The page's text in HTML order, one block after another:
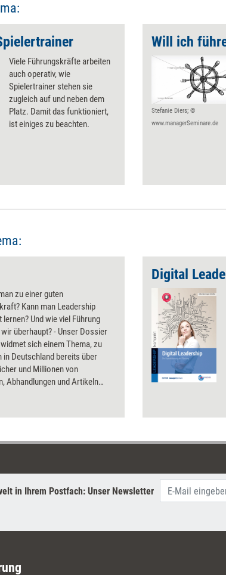
Viele Führungskräfte arbeiten
auch operativ, wie
Spielertrainer stehen sie
zugleich auf und neben dem
Platz. Damit das funktioniert,
ist einiges zu beachten.
Will ich
Stefanie Diers; ©
www.managerSeminare.de
zu einer guten
Kann man Leadership
lernen? Und wie viel Führung
überhaupt? - Unser Dossier
sich einem Thema, zu
in Deutschland bereits über
und Millionen von
Abhandlungen und Artikeln
Digital
in Ihrem Postfach: Unser Newsletter